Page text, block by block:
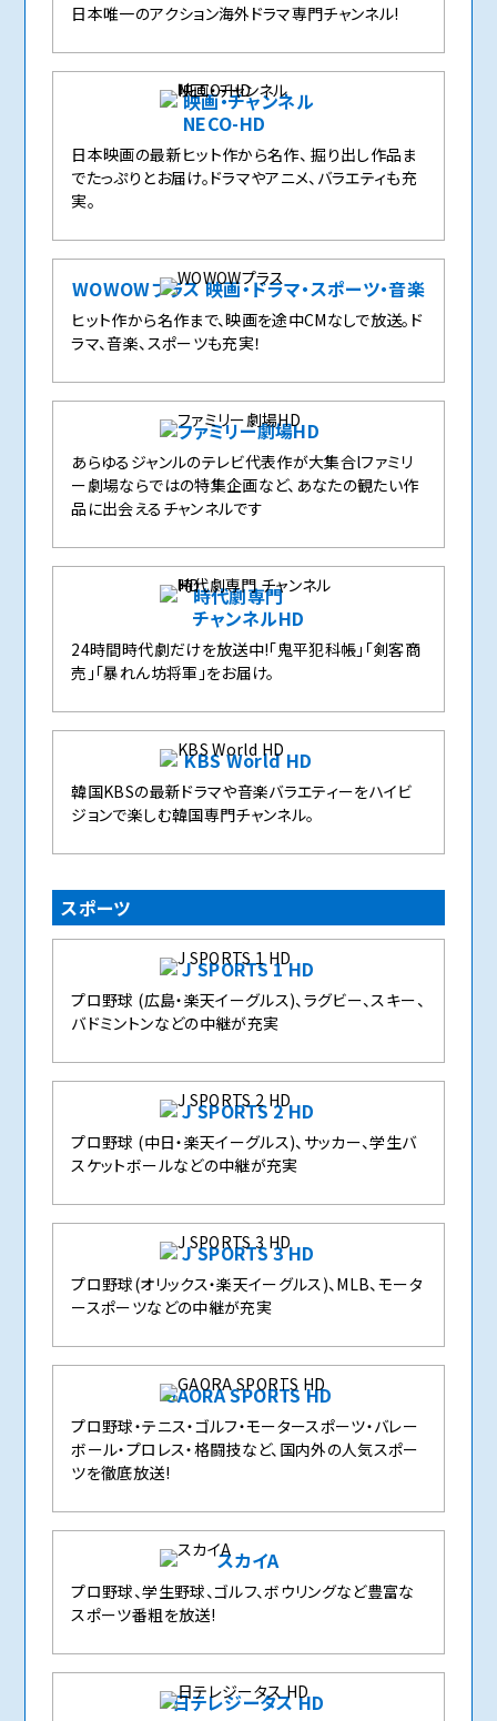
日本唯一のアクション海外ドラマ専門チャンネル!
映画・チャンネル
NECO-HD
日本映画の最新ヒット作から名作、 掘り出し作品ま
でたっぷりとお届け。ドラマやアニメ、バラエティも充
実。
WOWOWプラス 映画・ドラマ・スポーツ・音楽
ヒット作から名作まで、映画を途中CMなしで放送。ド
ラマ、音楽、スポーツも充実！
ファミリー劇場HD
あらゆるジャンルのテレビ代表作が大集合lファミリ
ー劇場ならではの特集企画など、あなたの観たい作
品に出会えるチャンネルです
時代劇専門
チャンネルHD
24時間時代劇だけを放送中!「鬼平犯科帳」「剣客商
売」「暴れん坊将軍」をお届け。
KBS World HD
韓国KBSの最新ドラマや音楽バラエティーをハイビ
ジョンで楽しむ韓国専門チャンネル。
スポーツ
J SPORTS 1 HD
プロ野球 (広島・楽天イーグルス)、ラグビー、スキー、
バドミントンなどの中継が充実
J SPORTS 2 HD
プロ野球 (中日・楽天イーグルス)、サッカー、学生バ
スケットボールなどの中継が充実
J SPORTS 3 HD
プロ野球(オリックス・楽天イーグルス)、MLB、モータ
ースポーツなどの中継が充実
GAORA SPORTS HD
プロ野球・テニス・ゴルフ・モータースポーツ・バレー
ボール・プロレス・格闘技など、国内外の人気スポー
ツを徹底放送!
スカイA
プロ野球、学生野球、ゴルフ、ボウリングなど豊富な
スポーツ番粗を放送!
日テレジータス HD